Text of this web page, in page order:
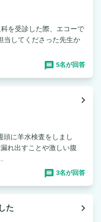
を受診した際、エコーで
5名が回答
navigate_next
に羊水検査をしまし
3名が回答
た
navigate_next